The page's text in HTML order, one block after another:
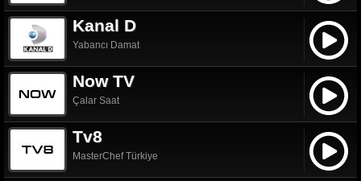
Kanal D
Yabancı Damat
Now TV
Çalar Saat
Tv8
MasterChef Türkiye